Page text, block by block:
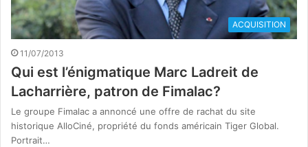
ACQUISITION
11/07/2013
Qui est l’énigmatique Marc Ladreit de
Lacharrière, patron de Fimalac?
Le groupe Fimalac a annoncé une offre de rachat du site
historique AlloCiné, propriété du fonds américain Tiger Global.
Portrait…